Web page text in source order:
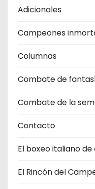
Adicionales
Campeones
Columnas
Combate de
Combate de la
Contacto
El boxeo italiano de
El Rincón del